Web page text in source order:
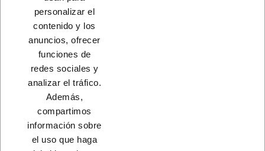
AT.R/100M
A consultar
personalizar el
contenido y los
anuncios, ofrecer
funciones de
redes sociales y
analizar el tráfico.
Además,
compartimos
información sobre
el uso que haga